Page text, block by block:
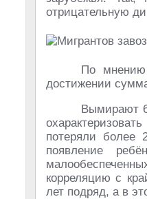
отрицательную
По мнению
достижении
Вымирают
потеряли более
появление
корреляцию с
лет подряд, а в